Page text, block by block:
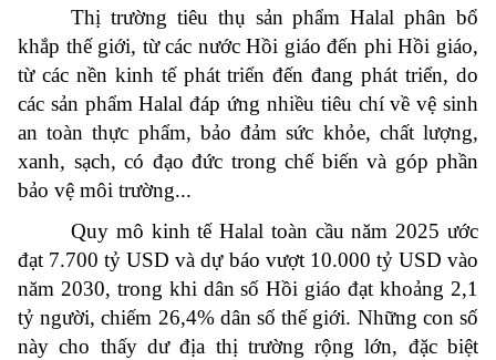
Thị trường tiêu thụ sản phẩm Halal phân bổ
khắp thế giới, từ các nước Hồi giáo đến phi Hồi giáo,
từ các nền kinh tế phát triển đến đang phát triển, do
các sản phẩm Halal đáp ứng nhiều tiêu chí về vệ sinh
an toàn thực phẩm, bảo đảm sức khỏe, chất lượng,
xanh, sạch, có đạo đức trong chế biến và góp phần
bảo vệ môi trường...
Quy mô kinh tế Halal toàn cầu năm 2025 ước
đạt 7.700 tỷ USD và dự báo vượt 10.000 tỷ USD vào
năm 2030, trong khi dân số Hồi giáo đạt khoảng 2,1
tỷ người, chiếm 26,4% dân số thế giới. Những con số
này cho thấy dư địa thị trường rộng lớn, đặc biệt